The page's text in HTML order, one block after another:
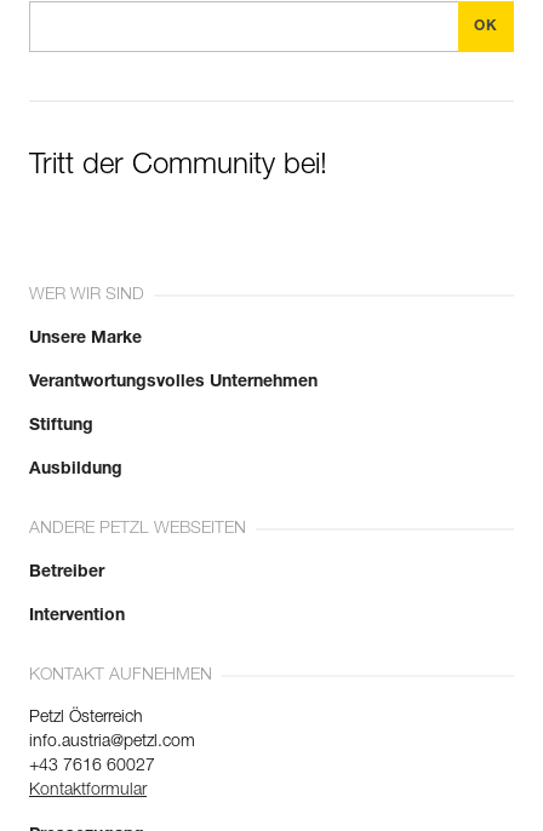
Tritt der Community bei!
WER WIR SIND
Unsere Marke
Verantwortungsvolles Unternehmen
Stiftung
Ausbildung
ANDERE PETZL WEBSEITEN
Betreiber
Intervention
KONTAKT AUFNEHMEN
Petzl Österreich
info.austria@petzl.com
+43 7616 60027
Kontaktformular